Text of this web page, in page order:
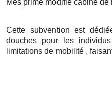
Cette subvention est
douches pour les
limitations de mobilité ,